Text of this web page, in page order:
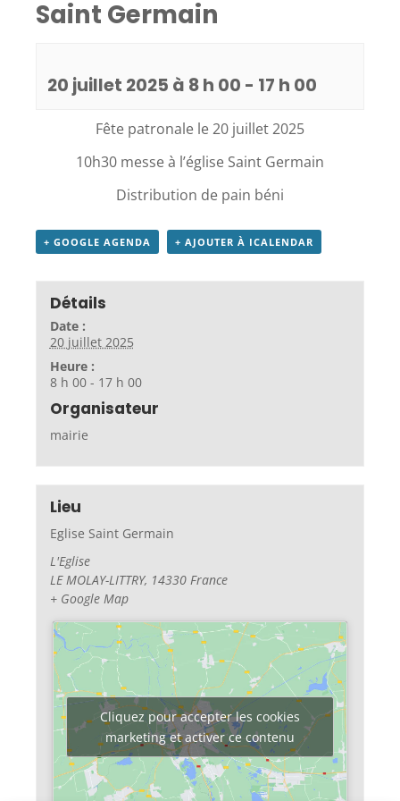
Saint Germain
20 juillet 2025 à 8 h 00 - 17 h 00
Fête patronale le 20 juillet 2025
10h30 messe à l’église Saint Germain
Distribution de pain béni
+ GOOGLE AGENDA + AJOUTER À ICALENDAR
Détails
Date :
20 juillet 2025
Heure :
8 h 00 - 17 h 00
Organisateur
mairie
Lieu
Eglise Saint Germain
L'Eglise
LE MOLAY-LITTRY, 14330 France
+ Google Map
Cliquez pour accepter les cookies
marketing et activer ce contenu